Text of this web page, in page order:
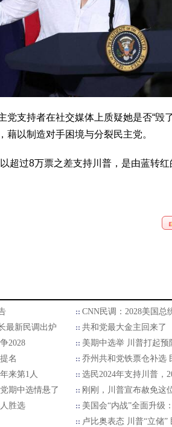
党支持者在社交媒体上质疑她是否“毁
以制造对手困境与分裂民主党。
超过8万票之差支持川普，是由蓝转红
CNN民调：2028美国总
最新民调出炉
共和党最大金主回来了
2028
美期中选举 川普打起预
名
乔州共和党铁票仓补选
来第1人
选民2024年支持川普，
期中选情悬了
刚刚，川普宣布赦免这
胜选
美国会“内战”全面升级
卢比奥表态 川普“立储